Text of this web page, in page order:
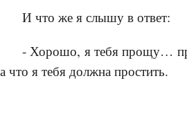
И что же я слышу в ответ:
- Хорошо, я тебя прощу…
что я тебя должна простить.